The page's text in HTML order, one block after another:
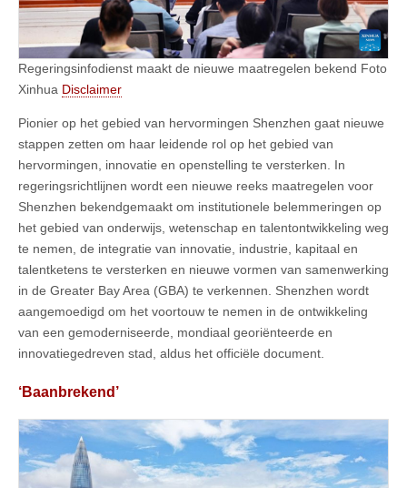
Regeringsinfodienst maakt de nieuwe maatregelen bekend Foto
Xinhua Disclaimer
Pionier op het gebied van hervormingen Shenzhen gaat nieuwe
stappen zetten om haar leidende rol op het gebied van
hervormingen, innovatie en openstelling te versterken. In
regeringsrichtlijnen wordt een nieuwe reeks maatregelen voor
Shenzhen bekendgemaakt om institutionele belemmeringen op
het gebied van onderwijs, wetenschap en talentontwikkeling weg
te nemen, de integratie van innovatie, industrie, kapitaal en
talentketens te versterken en nieuwe vormen van samenwerking
in de Greater Bay Area (GBA) te verkennen. Shenzhen wordt
aangemoedigd om het voortouw te nemen in de ontwikkeling
van een gemoderniseerde, mondiaal georiënteerde en
innovatiegedreven stad, aldus het officiële document.
‘Baanbrekend’